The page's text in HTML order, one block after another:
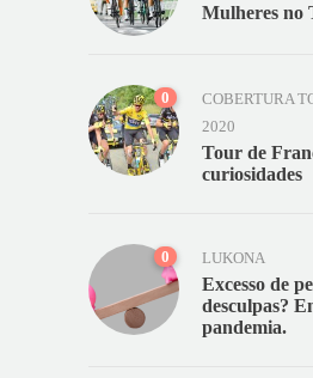
Mulheres no
0
COBERTURA
2020
Tour de
curiosidades
0 LUKONA
Excesso de
desculpas?
pandemia.